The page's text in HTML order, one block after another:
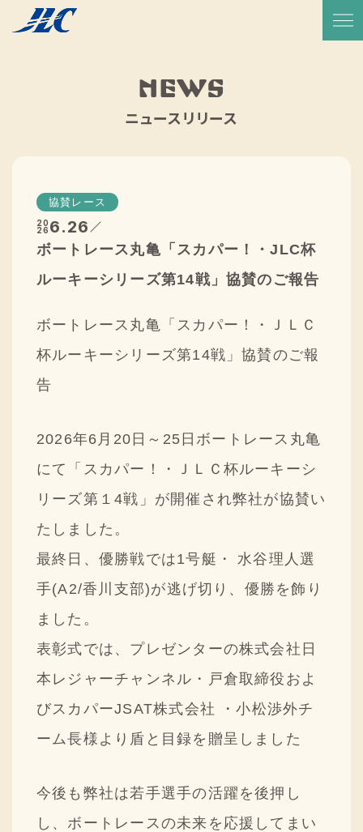
サービス紹介
代表メッセージ
会社概要
会社沿革
CSR活動
Q&A
ご意見・ご感想
NEWS
ニュースリリース
協賛レース
20
26 6.26
ボートレース丸亀「スカパー！・JLC杯
ルーキーシリーズ第14戦」協賛のご報告
ボートレース丸亀「スカパー！・ＪＬＣ
杯ルーキーシリーズ第14戦」協賛のご報
告
2026年6月20日～25日ボートレース丸亀
にて「スカパー！・ＪＬＣ杯ルーキーシ
リーズ第１4戦」が開催され弊社が協賛い
たしました。
最終日、優勝戦では1号艇・ 水谷理人選
手(A2/香川支部)が逃げ切り、優勝を飾り
ました。
表彰式では、プレゼンターの株式会社日
本レジャーチャンネル・戸倉取締役およ
びスカパーJSAT株式会社 ・小松渉外チ
ーム長様より盾と目録を贈呈しました
今後も弊社は若手選手の活躍を後押し
し、ボートレースの未来を応援してまい